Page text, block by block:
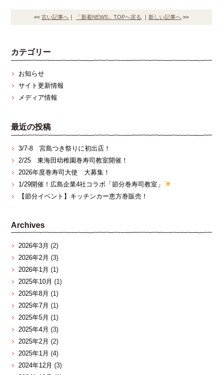
<<古い記事へ ｜ 「新着NEWS」TOPへ戻る ｜ 新しい記事へ >>
カテゴリー
お知らせ
サイト更新情報
メディア情報
最近の投稿
3/7‐8 宮島つき祭りに初出店！
2/25 東海田幼稚園巻寿司教室開催！
2026年度巻寿司大使 大募集！
1/29開催！広島企業4社コラボ「節分巻寿司教室」
【節分イベント】キッチンカー恵方巻販売！
Archives
2026年3月 (2)
2026年2月 (3)
2026年1月 (1)
2025年10月 (1)
2025年8月 (1)
2025年7月 (1)
2025年5月 (1)
2025年4月 (3)
2025年2月 (2)
2025年1月 (4)
2024年12月 (3)